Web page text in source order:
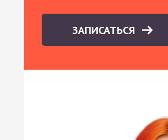
ЗАПИСАТЬСЯ